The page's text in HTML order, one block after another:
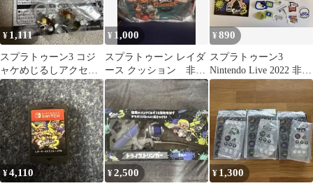
¥ 1,111
スプラトゥーン3 コジ
ャケめじるしアクセサ
リー ２種
¥ 1,000
スプラトゥーン レイダ
ース クッション 非売
品
¥890
スプラトゥーン3
Nintendo Live 2022 非売
品ノート&ステッカー
¥4,110 ¥2,500 ¥1,300